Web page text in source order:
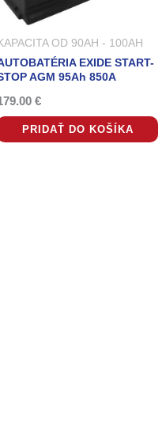
OD 90AH - 100AH
EXIDE START-
AGM 95Ah 850A
€
PRIDAŤ DO KOŠÍKA